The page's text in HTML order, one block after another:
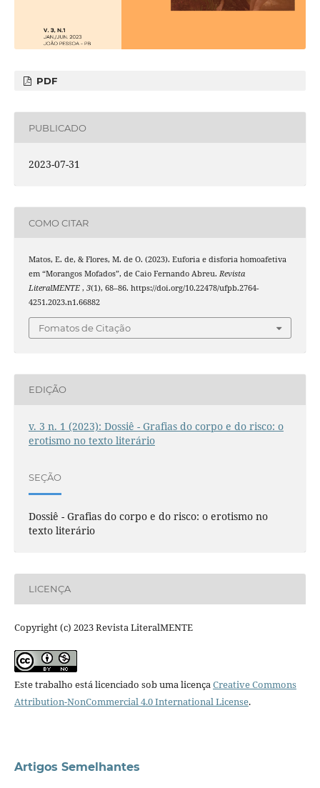
PDF
PUBLICADO
2023-07-31
COMO CITAR
Matos, E. de, & Flores, M. de O. (2023). Euforia e disforia homoafetiva
em “Morangos Mofados”, de Caio Fernando Abreu. Revista
LiteralMENTE , 3(1), 68–86. https://doi.org/10.22478/ufpb.2764-
4251.2023.n1.66882
Fomatos de Citação
EDIÇÃO
v. 3 n. 1 (2023): Dossiê - Grafias do corpo e do risco: o
erotismo no texto literário
SEÇÃO
Dossiê - Grafias do corpo e do risco: o erotismo no
texto literário
LICENÇA
Copyright (c) 2023 Revista LiteralMENTE
Este trabalho está licenciado sob uma licençaCreative Commons
Attribution-NonCommercial 4.0 International License.
Artigos Semelhantes